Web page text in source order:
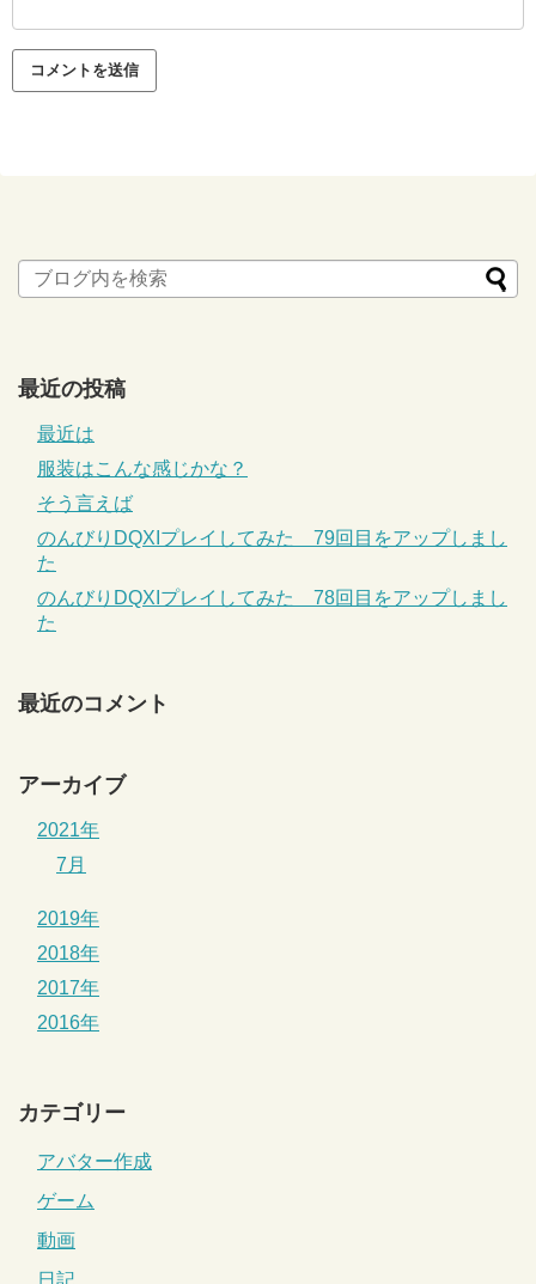
最近の投稿
最近は
服装はこんな感じかな？
そう言えば
のんびりDQXIプレイしてみた 79回目をアップしまし
た
のんびりDQXIプレイしてみた 78回目をアップしまし
た
最近のコメント
アーカイブ
2021年
7月
2019年
2018年
2017年
2016年
カテゴリー
アバター作成
ゲーム
動画